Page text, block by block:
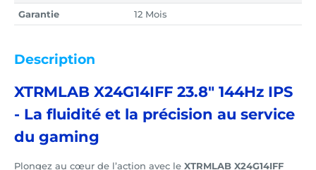
Garantie 12 Mois
Description
XTRMLAB X24G14IFF 23.8" 144Hz IPS
- La fluidité et la précision au service
du gaming
Plongez au cœur de l’action avec le XTRMLAB X24G14IFF